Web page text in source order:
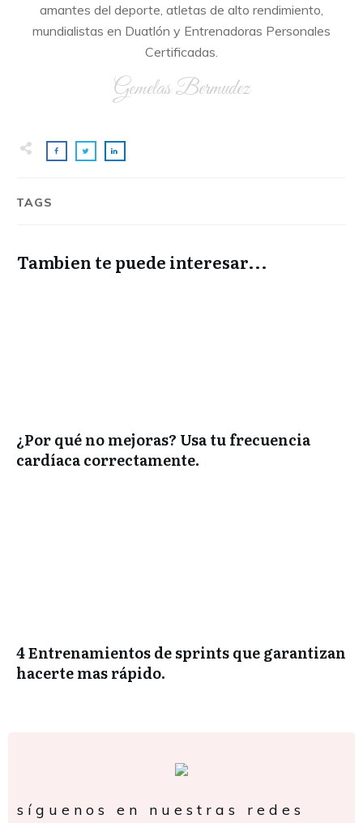
amantes del deporte, atletas de alto rendimiento,
mundialistas en Duatlón y Entrenadoras Personales
Certificadas.
Gemelas Bermudez
TAGS
Tambien te puede interesar...
¿Por qué no mejoras? Usa tu frecuencia
cardíaca correctamente.
4 Entrenamientos de sprints que garantizan
hacerte mas rápido.
síguenos en nuestras redes